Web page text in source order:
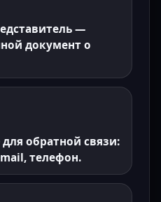
—
документ о
обратной связи:
телефон.